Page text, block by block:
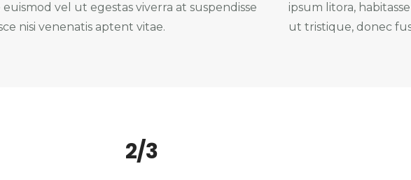
vel ut egestas viverra at suspendisse
nisi venenatis aptent vitae.
ipsum litora,
ut tristique, donec
2/3